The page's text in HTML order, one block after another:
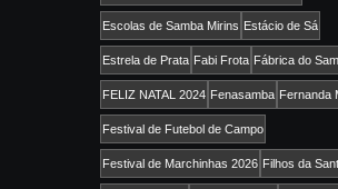
Escolas de Samba Mirins Estácio de Sá
Estrela de Prata Fabi Frota Fábrica do
FELIZ NATAL 2024 Fenasamba Fernanda
Festival de Futebol de Campo
Festival de Marchinhas 2026 Filhos da